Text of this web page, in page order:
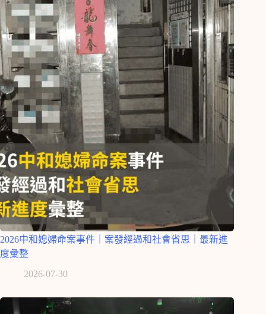
2026中和媳婦命案事件｜案發經過和社會省思｜最新進
度彙整
2026-07-30